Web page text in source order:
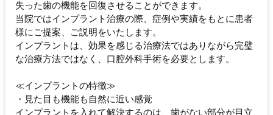
失った歯の機能を回復させることができます。
当院ではインプラント治療の際、症例や実績をもとに患者
様にご提案、ご説明をいたします。
インプラントは、効果を感じる治療法ではありながら完璧
な治療方法ではなく、口腔外科手術を必要とします。
≪インプラントの特徴≫
・見た目も機能も自然に近い感覚
インプラントを入れて解決するのは、歯がない部分が目立